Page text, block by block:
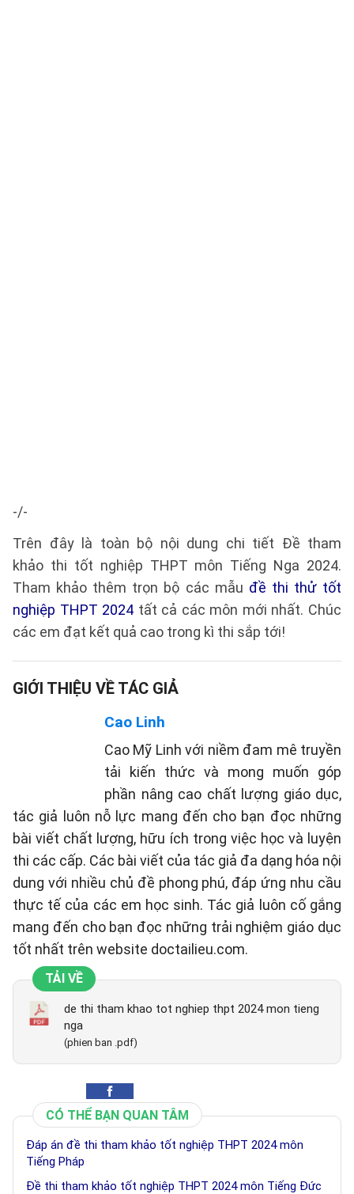
-/-
Trên đây là toàn bộ nội dung chi tiết Đề tham
khảo thi tốt nghiệp THPT môn Tiếng Nga 2024.
Tham khảo thêm trọn bộ các mẫu đề thi thử tốt
nghiệp THPT 2024 tất cả các môn mới nhất. Chúc
các em đạt kết quả cao trong kì thi sắp tới!
GIỚI THIỆU VỀ TÁC GIẢ
Cao Linh
Cao Mỹ Linh với niềm đam mê truyền
tải kiến thức và mong muốn góp
phần nâng cao chất lượng giáo dục,
tác giả luôn nỗ lực mang đến cho bạn đọc những
bài viết chất lượng, hữu ích trong việc học và luyện
thi các cấp. Các bài viết của tác giả đa dạng hóa nội
dung với nhiều chủ đề phong phú, đáp ứng nhu cầu
thực tế của các em học sinh. Tác giả luôn cố gắng
mang đến cho bạn đọc những trải nghiệm giáo dục
tốt nhất trên website doctailieu.com.
TẢI VỀ
de thi tham khao tot nghiep thpt 2024 mon tieng
nga
(phien ban .pdf)
CÓ THỂ BẠN QUAN TÂM
Đáp án đề thi tham khảo tốt nghiệp THPT 2024 môn
Tiếng Pháp
Đề thi tham khảo tốt nghiệp THPT 2024 môn Tiếng Đức